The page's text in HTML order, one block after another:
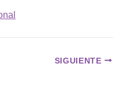
SIGUIENTE